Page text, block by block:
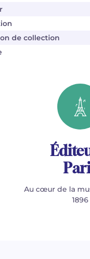
de collection
Au cœur de la
1896